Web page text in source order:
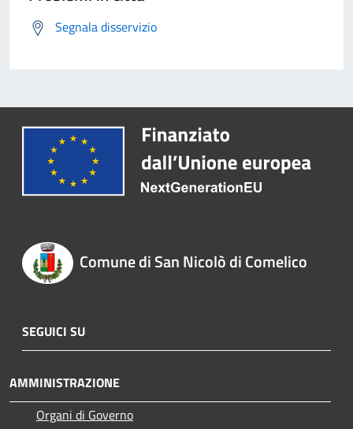
Segnala disservizio
Comune di San Nicolò di Comelico
SEGUICI SU
AMMINISTRAZIONE
Organi di Governo